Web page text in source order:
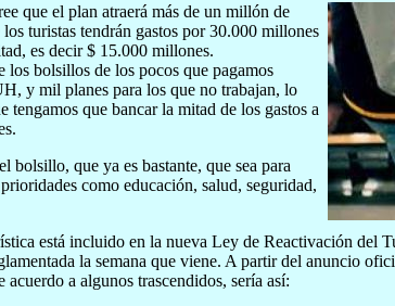
que el plan atraerá más de un millón de
turistas tendrán gastos por 30.000 millones
es decir $ 15.000 millones.
los bolsillos de los pocos que pagamos
y mil planes para los que no trabajan, lo
tengamos que bancar la mitad de los gastos a
bolsillo, que ya es bastante, que sea para
como educación, salud, seguridad,
está incluido en la nueva Ley de Reactivación del
la semana que viene. A partir del anuncio
acuerdo a algunos trascendidos, sería así: